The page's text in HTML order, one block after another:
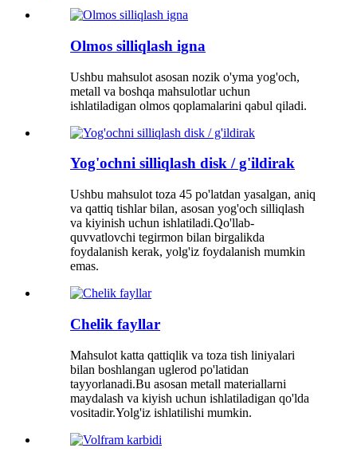
Olmos silliqlash igna
Ushbu mahsulot asosan nozik o'yma yog'och,
metall va boshqa mahsulotlar uchun
ishlatiladigan olmos qoplamalarini qabul qiladi.
Yog'ochni silliqlash disk / g'ildirak
Ushbu mahsulot toza 45 po'latdan yasalgan, aniq
va qattiq tishlar bilan, asosan yog'och silliqlash
va kiyinish uchun ishlatiladi.Qo'llab-
quvvatlovchi tegirmon bilan birgalikda
foydalanish kerak, yolg'iz foydalanish mumkin
emas.
Chelik fayllar
Mahsulot katta qattiqlik va toza tish liniyalari
bilan boshlangan uglerod po'latidan
tayyorlanadi.Bu asosan metall materiallarni
maydalash va kiyish uchun ishlatiladigan qo'lda
vositadir.Yolg'iz ishlatilishi mumkin.